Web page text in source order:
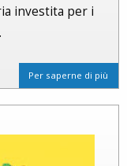
investita per i
Per saperne di più